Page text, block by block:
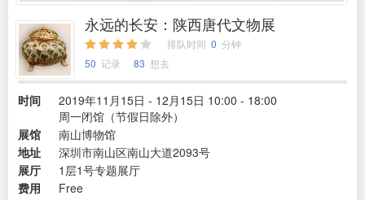
永远的长安：陕西唐代文物展
排队时间 0 分钟
50 记录 83 想去
时间
2019年11月15日 - 12月15日 10:00 - 18:00
周一闭馆（节假日除外）
展馆
南山博物馆
地址
深圳市南山区南山大道2093号
展厅
1层1号专题展厅
费用
Free